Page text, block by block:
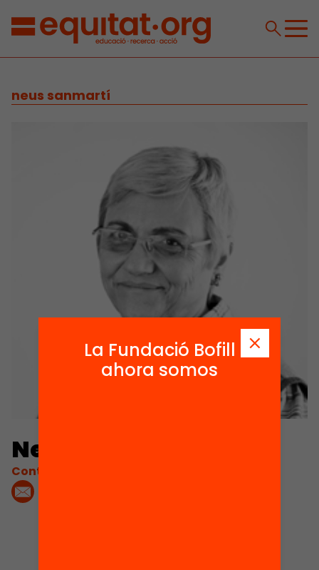
neus sanmartí
Neus Sanmartí
Contacta'm:
La Fundació Bofill
ahora somos